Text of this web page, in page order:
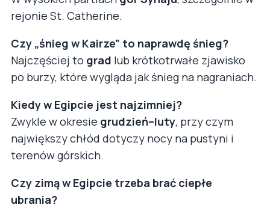
rejonie St. Catherine.
Czy „śnieg w Kairze” to naprawdę śnieg?
Najczęściej to grad lub krótkotrwałe zjawisko
po burzy, które wygląda jak śnieg na nagraniach.
Kiedy w Egipcie jest najzimniej?
Zwykle w okresie grudzień–luty, przy czym
największy chłód dotyczy nocy na pustyni i
terenów górskich.
Czy zimą w Egipcie trzeba brać ciepłe
ubrania?